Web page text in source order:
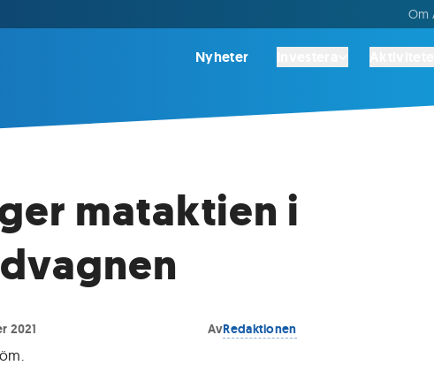
Om
Nyheter
mataktien i
2021 AvRedaktionen
.